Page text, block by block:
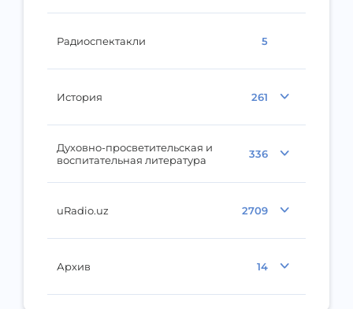
Радиоспектакли 5
История 261
Духовно-просветительская и
воспитательная литература
336
uRadio.uz 2709
Архив 14